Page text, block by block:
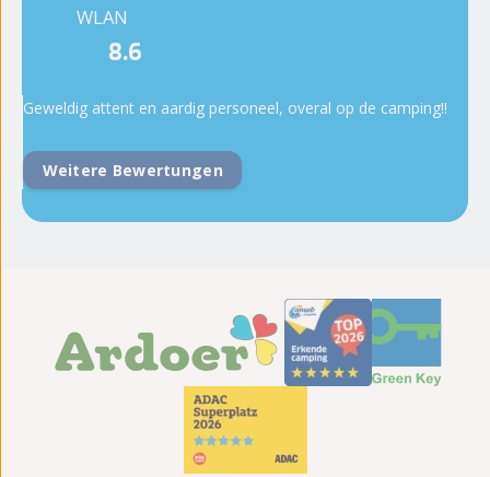
WLAN
8.6
Geweldig attent en aardig personeel, overal op de camping!!
Weitere Bewertungen